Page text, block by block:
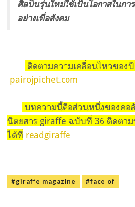
ศิลปินรุ่นใหม่ใช้เป็นโอกาสในกา
อย่างเพื่อสังคม
ติดตามความเคลื่อนไหวของ
pairojpichet.com
บทความนี้คือส่วนหนึ่งของคอ
นิตยสาร giraffe ฉบับที่ 36 ติดตาม
ได้ที่ readgiraffe
#giraffe magazine #face of